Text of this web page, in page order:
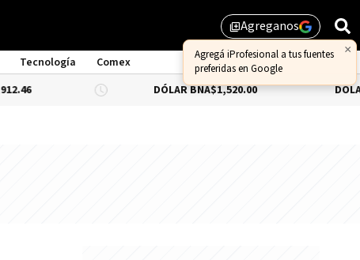
library_addAgreganos
Tecnología
Comex
DÓLAR BNA $1,520.00 DÓLAR BLUE-0.66%